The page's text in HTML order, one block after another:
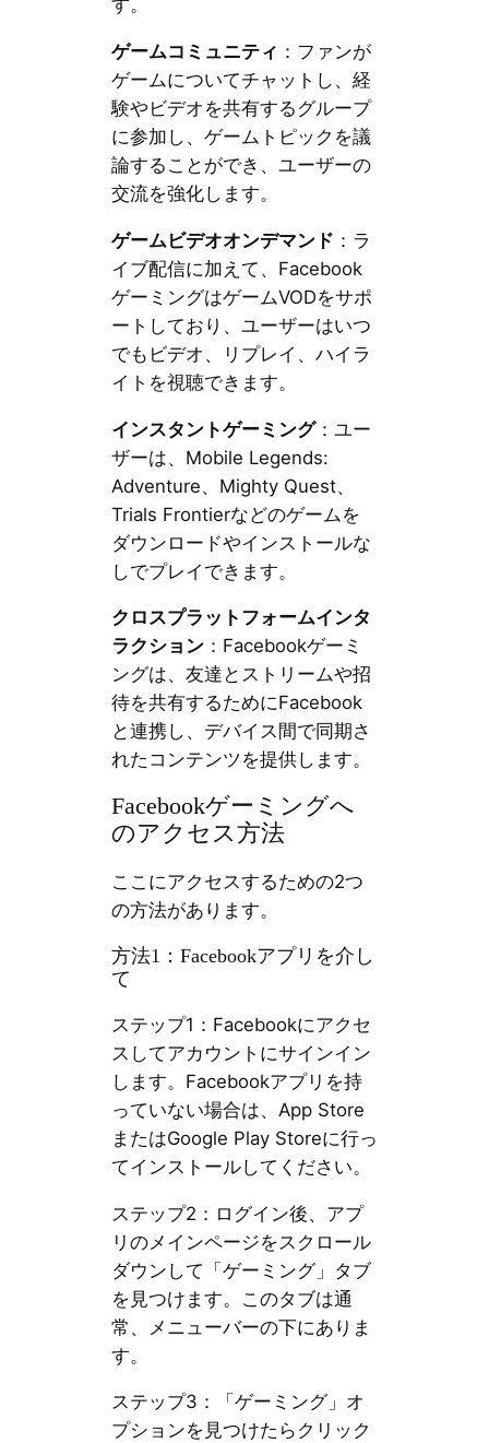
す。
ゲームコミュニティ ：ファンが
ゲームについてチャットし、経
験やビデオを共有するグループ
に参加し、ゲームトピックを議
論することができ、ユーザーの
交流を強化します。
ゲームビデオオンデマンド ：ラ
イブ配信に加えて、Facebook
ゲーミングはゲームVODをサポ
ートしており、ユーザーはいつ
でもビデオ、リプレイ、ハイラ
イトを視聴できます。
インスタントゲーミング：ユー
ザーは、Mobile Legends:
Adventure、Mighty Quest、
Trials Frontierなどのゲームを
ダウンロードやインストールな
しでプレイできます。
クロスプラットフォームインタ
ラクション：Facebookゲーミ
ングは、友達とストリームや招
待を共有するためにFacebook
と連携し、デバイス間で同期さ
れたコンテンツを提供します。
Facebookゲーミングへ
のアクセス方法
ここにアクセスするための2つ
の方法があります。
方法1：Facebookアプリを介し
て
ステップ1：Facebookにアクセ
スしてアカウントにサインイン
します。Facebookアプリを持
っていない場合は、App Store
またはGoogle Play Storeに行っ
てインストールしてください。
ステップ2：ログイン後、アプ
リのメインページをスクロール
ダウンして「ゲーミング」タブ
を見つけます。このタブは通
常、メニューバーの下にありま
す。
ステップ3：「ゲーミング」オ
プションを見つけたらクリック